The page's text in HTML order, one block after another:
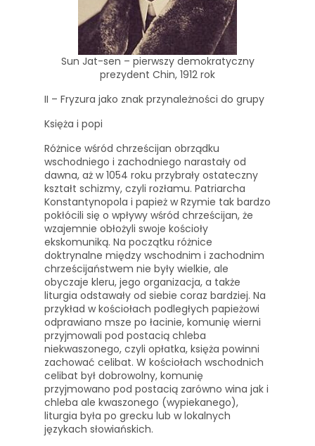
Sun Jat-sen – pierwszy demokratyczny
prezydent Chin, 1912 rok
II – Fryzura jako znak przynależności do grupy
Księża i popi
Różnice wśród chrześcijan obrządku
wschodniego i zachodniego narastały od
dawna, aż w 1054 roku przybrały ostateczny
kształt schizmy, czyli rozłamu. Patriarcha
Konstantynopola i papież w Rzymie tak bardzo
pokłócili się o wpływy wśród chrześcijan, że
wzajemnie obłożyli swoje kościoły
ekskomuniką. Na początku różnice
doktrynalne między wschodnim i zachodnim
chrześcijaństwem nie były wielkie, ale
obyczaje kleru, jego organizacja, a także
liturgia odstawały od siebie coraz bardziej. Na
przykład w kościołach podległych papieżowi
odprawiano msze po łacinie, komunię wierni
przyjmowali pod postacią chleba
niekwaszonego, czyli opłatka, księża powinni
zachować celibat. W kościołach wschodnich
celibat był dobrowolny, komunię
przyjmowano pod postacią zarówno wina jak i
chleba ale kwaszonego (wypiekanego),
liturgia była po grecku lub w lokalnych
językach słowiańskich.